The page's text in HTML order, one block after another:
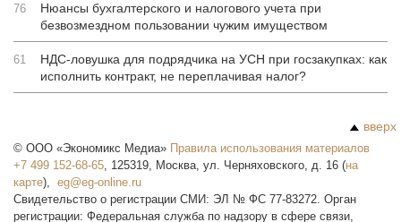
76
Нюансы бухгалтерского и налогового учета при
безвозмездном пользовании чужим имуществом
61
НДС-ловушка для подрядчика на УСН при госзакупках: как
исполнить контракт, не переплачивая налог?
вверх
© ООО «Экономикс Медиа» Правила использования материалов
+7 499 152-68-65, 125319, Москва, ул. Черняховского, д. 16 (на
карте),
Свидетельство о регистрации СМИ: ЭЛ № ФС 77-83272. Орган
регистрации: Федеральная служба по надзору в сфере связи,